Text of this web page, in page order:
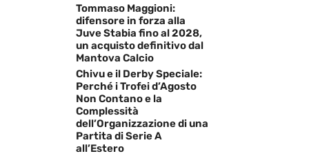
Tommaso Maggioni:
difensore in forza alla
Juve Stabia fino al 2028,
un acquisto definitivo dal
Mantova Calcio
Chivu e il Derby Speciale:
Perché i Trofei d’Agosto
Non Contano e la
Complessità
dell’Organizzazione di una
Partita di Serie A
all’Estero